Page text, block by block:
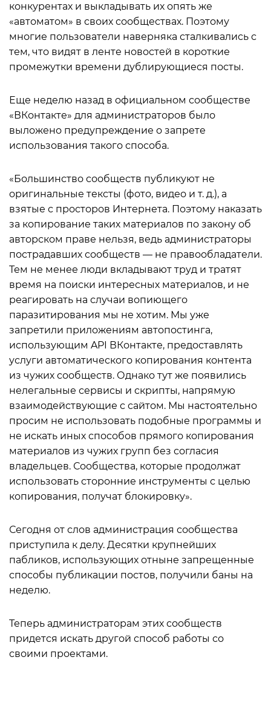
конкурентах и выкладывать их опять же
«автоматом» в своих сообществах. Поэтому
многие пользователи наверняка сталкивались с
тем, что видят в ленте новостей в короткие
промежутки времени дублирующиеся посты.
Еще неделю назад в официальном сообществе
«ВКонтакте» для администраторов было
выложено предупреждение о запрете
использования такого способа.
«Большинство сообществ публикуют не
оригинальные тексты (фото, видео и т. д.), а
взятые с просторов Интернета. Поэтому наказать
за копирование таких материалов по закону об
авторском праве нельзя, ведь администраторы
пострадавших сообществ — не правообладатели.
Тем не менее люди вкладывают труд и тратят
время на поиски интересных материалов, и не
реагировать на случаи вопиющего
паразитирования мы не хотим. Мы уже
запретили приложениям автопостинга,
использующим API ВКонтакте, предоставлять
услуги автоматического копирования контента
из чужих сообществ. Однако тут же появились
нелегальные сервисы и скрипты, напрямую
взаимодействующие с сайтом. Мы настоятельно
просим не использовать подобные программы и
не искать иных способов прямого копирования
материалов из чужих групп без согласия
владельцев. Сообщества, которые продолжат
использовать сторонние инструменты с целью
копирования, получат блокировку».
Сегодня от слов администрация сообщества
приступила к делу. Десятки крупнейших
пабликов, использующих отныне запрещенные
способы публикации постов, получили баны на
неделю.
Теперь администраторам этих сообществ
придется искать другой способ работы со
своими проектами.